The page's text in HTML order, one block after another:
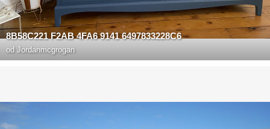
8B58C221 F2AB 4FA6 9141 6497833228C6
odJordanmcgrogan